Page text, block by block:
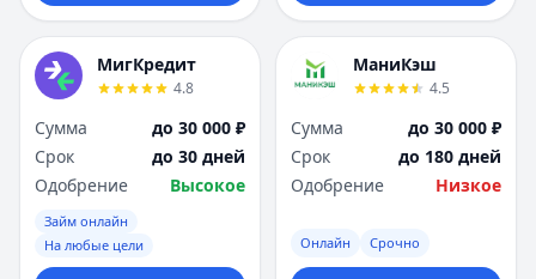
МигКредит
4.8
Сумма
до 30 000 ₽
Срок
до 30 дней
Одобрение
Высокое
Займ онлайн
На любые цели
МаниКэш
4.5
Сумма
до 30 000 ₽
Срок
до 180 дней
Одобрение
Низкое
Онлайн Срочно